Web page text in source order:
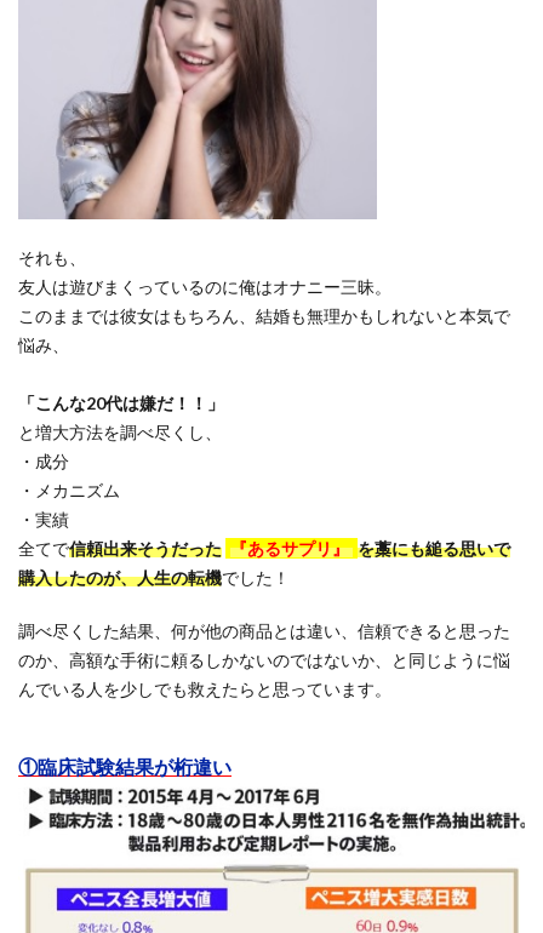
それも、
友人は遊びまくっているのに俺はオナニー三昧。
このままでは彼女はもちろん、結婚も無理かもしれないと本気で
悩み、
「こんな20代は嫌だ！！」
と増大方法を調べ尽くし、
・成分
・メカニズム
・実績
全てで信頼出来そうだった 『あるサプリ』 を藁にも縋る思いで
購入したのが、人生の転機でした！
調べ尽くした結果、何が他の商品とは違い、信頼できると思った
のか、高額な手術に頼るしかないのではないか、と同じように悩
んでいる人を少しでも救えたらと思っています。
①臨床試験結果が桁違い